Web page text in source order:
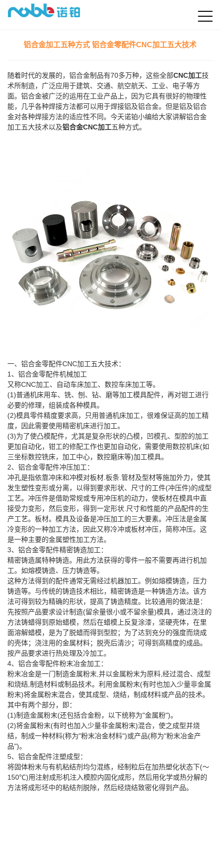
铝合金加工五种方式 铝合金零配件CNC加工五大技术
随着时代的发展的，铝合金制品有70多万种，这些全部CNC加工技
术所制造，广泛应用于建筑、交通、航空航天、工业、电子等方
面。铝合金被广泛的运用在工业产品上，因为它具有很好的物理性
能，几乎各种焊接方法都可以用于焊接铝及铝合金。但是铝及铝合
金对各种焊接方法的适应性不同。今天诺铂小编给大家讲解铝合金
加工五大技术以及铝合金CNC加工五种方式。
一、铝合金零配件CNC加工五大技术：
1、铝合金零配件机械加工
又称CNC加工、自动车床加工、数控车床加工等。
(1)普通机床用车、铣、刨、钻、磨等加工模具配件，再对钳工进行
必要的修理，组装成各种模具。
(2)模具零件精度要求高，只用普通机床加工，很难保证高的加工精
度，因此需要使用精密机床进行加工。
(3)为了使凸模配件，尤其是复杂形状的凸模，凹模孔、型腔的加工
更加自动化，钳工的修配工作也更加自动化，需要使用数控机床(如
三坐标数控铣床，加工中心，数控磨床等)加工模具。
2、铝合金零配件冲压加工：
冲孔是指依靠冲床和冲模对板材.板条.管材及型材等施加外力，使其
发生塑性变形或分离，以得到要求形状、尺寸的工件(冲压件)的成型
工艺。冲压件是借助常规或专用冲压机的动力，使板材在模具中直
接受力变形，然后变形，得到一定形状.尺寸和性能的产品配件的生
产工艺。板材。模具及设备是冲压加工的三大要素。冲压法是金属
冷变形的一种加工方法，因此又称冷冲或板材冲压，简称冲压。这
是一种主要的金属塑性加工方法。
3、铝合金零配件精密铸造加工：
精密铸造属特种铸造。用此方法获得的零件一般不需要再进行机加
工。如熔模铸造、压力铸造等。
这种方法得到的配件通常无需经过机器加工。例如熔模铸造，压力
铸造等。与传统的铸造技术相比，精密铸造是一种铸造方法。该方
法可得到较为精确的形状，提高了铸造精度。比较通用的做法是：
先按照产品要求设计制造(留余量很小或不留余量)模具，通过浇注的
方法铸蜡得到原始蜡模，然后在蜡模上反复涂漆，坚硬壳体，在里
面溶解蜡模，是为了脱蜡而得到型腔；为了达到充分的强度而烧成
的壳体；浇注用的金属材料；脱壳后清沙；可得到高精度的成品。
按产品要求进行热处理及冷加工。
4、铝合金零配件粉末冶金加工：
粉末冶金是一门制造金属粉末,并以金属粉末为原料,经过混合、成型
和烧结,制造材料或制品技术。利用金属粉末(有时也加入少量非金属
粉末)将金属粉末混合，使其成型、烧结，制成材料或产品的技术。
其中有两个部分，即：
(1)制造金属粉末(还包括合金粉，以下统称为"金属粉")。
(2)将金属粉末(有时也加入少量非金属粉末)混合，使之成型并烧
结，制成一种材料(称为"粉末冶金材料")或产品(称为"粉末冶金产
品")。
5、铝合金配件注塑成型：
将固体粉末与有机粘结剂均匀混练，经制粒后在加热塑化状态下(～
150℃)用注射成形机注入模腔内固化成形，然后用化学或热分解的
方法将成形坯中的粘结剂脱除，然后经烧结致密化得到产品。